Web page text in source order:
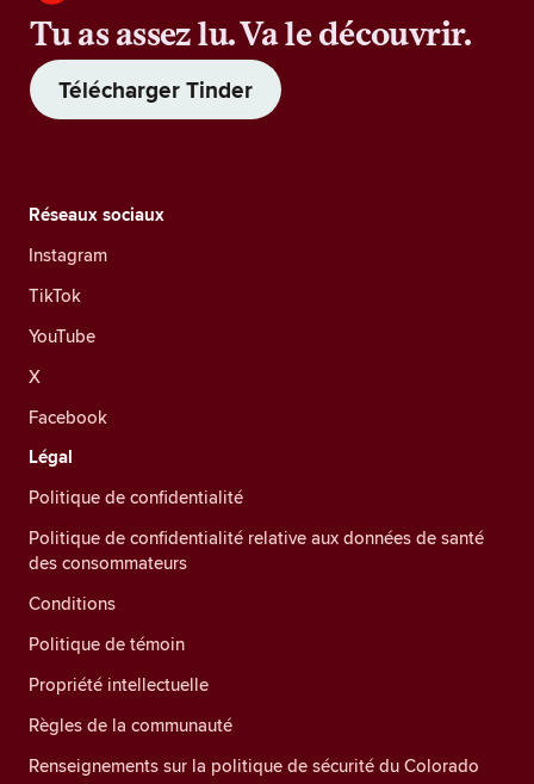
Tu as assez lu. Va le découvrir.
Télécharger Tinder
Réseaux sociaux
Instagram
TikTok
YouTube
X
Facebook
Légal
Politique de confidentialité
Politique de confidentialité relative aux données de santé
des consommateurs
Conditions
Politique de témoin
Propriété intellectuelle
Règles de la communauté
Renseignements sur la politique de sécurité du Colorado